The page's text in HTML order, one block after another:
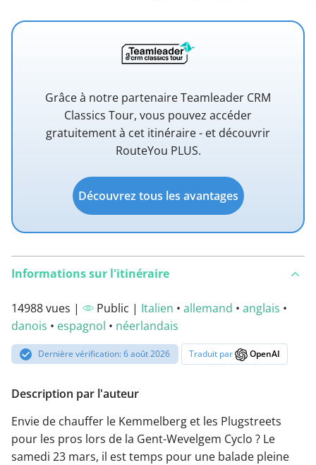
Grâce à notre partenaire Teamleader CRM
Classics Tour, vous pouvez accéder
gratuitement à cet itinéraire - et découvrir
RouteYou PLUS.
Découvrez tous les avantages
Informations sur l'itinéraire
14988 vues | Public | Italien • allemand • anglais •
danois • espagnol • néerlandais
Dernière vérification: 6 août 2026 Traduit par OpenAI
Description par l'auteur
Envie de chauffer le Kemmelberg et les Plugstreets
pour les pros lors de la Gent-Wevelgem Cyclo ? Le
samedi 23 mars, il est temps pour une balade pleine